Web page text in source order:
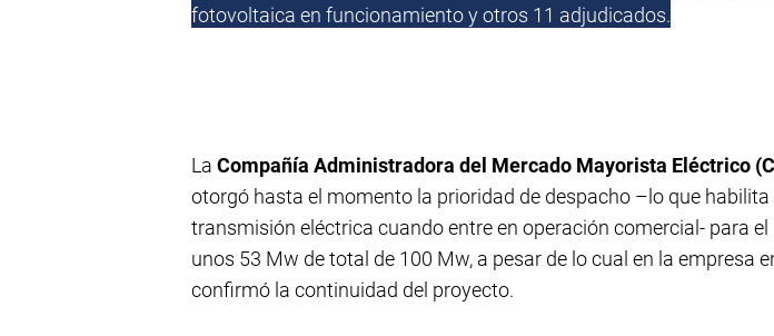
fotovoltaica en funcionamiento y otros 11 adjudicados.
La Compañía Administradora del Mercado Mayorista Eléctrico
otorgó hasta el momento la prioridad de despacho –lo que habilita
transmisión eléctrica cuando entre en operación comercial- para
unos 53 Mw de total de 100 Mw, a pesar de lo cual en la empresa
confirmó la continuidad del proyecto.